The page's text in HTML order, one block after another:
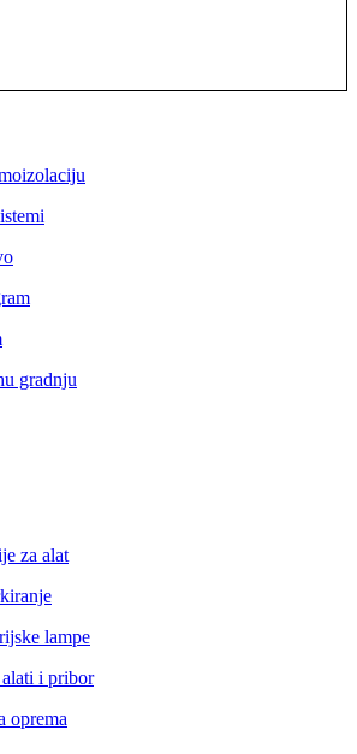
gradnju
za alat
lampe
i pribor
oprema